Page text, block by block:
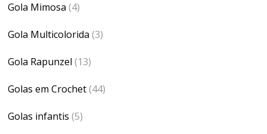
Gola Mimosa (4)
Gola Multicolorida (3)
Gola Rapunzel (13)
Golas em Crochet(44)
Golas infantis (5)